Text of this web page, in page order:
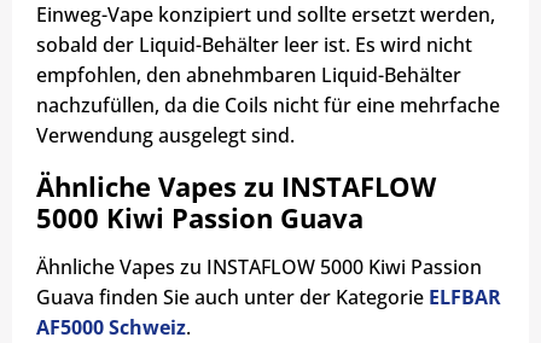
Einweg-Vape konzipiert und sollte ersetzt werden,
sobald der Liquid-Behälter leer ist. Es wird nicht
empfohlen, den abnehmbaren Liquid-Behälter
nachzufüllen, da die Coils nicht für eine mehrfache
Verwendung ausgelegt sind.
Ähnliche Vapes zu INSTAFLOW
5000 Kiwi Passion Guava
Ähnliche Vapes zu INSTAFLOW 5000 Kiwi Passion
Guava finden Sie auch unter der Kategorie ELFBAR
AF5000 Schweiz.